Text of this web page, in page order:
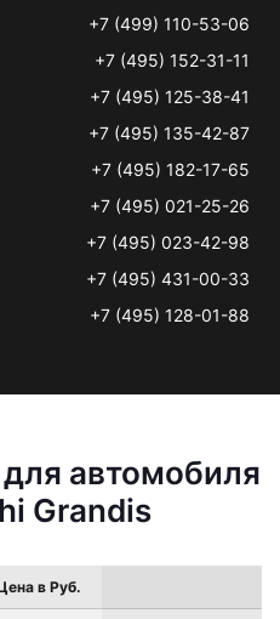
+7 (499) 110-53-06
+7 (495) 152-31-11
+7 (495) 125-38-41
+7 (495) 135-42-87
+7 (495) 182-17-65
+7 (495) 021-25-26
+7 (495) 023-42-98
+7 (495) 431-00-33
+7 (495) 128-01-88
автомобиля
Grandis
в Руб.